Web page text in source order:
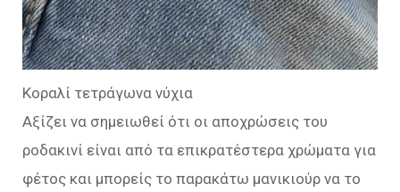
Κοραλί τετράγωνα νύχια
Αξίζει να σημειωθεί ότι οι αποχρώσεις του
ροδακινί είναι από τα επικρατέστερα χρώματα για
φέτος και μπορείς το παρακάτω μανικιούρ να το